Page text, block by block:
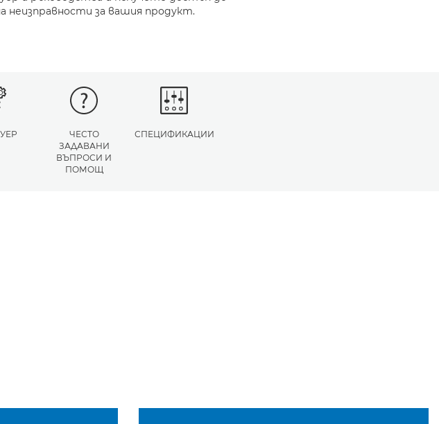
неизправности за вашия продукт.
ЧЕСТО
ЗАДАВАНИ
ВЪПРОСИ И
ПОМОЩ
СПЕЦИФИКАЦИИ